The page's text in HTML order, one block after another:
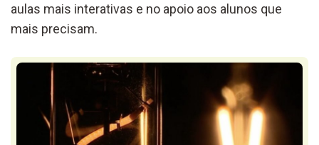
aulas mais interativas e no apoio aos alunos que
mais precisam.